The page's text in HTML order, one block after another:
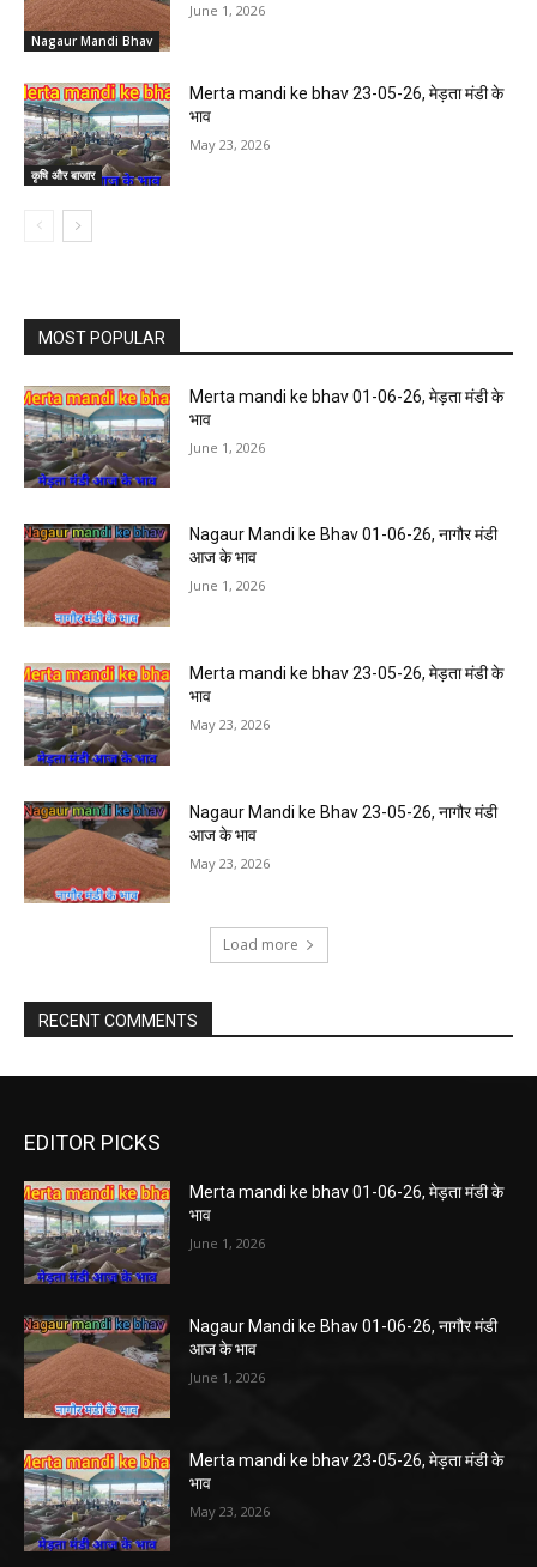
Nagaur Mandi Bhav
June 1, 2026
कृषि और बाजार
Merta mandi ke bhav 23-05-26, मेड़ता मंडी के
भाव
May 23, 2026
MOST POPULAR
Merta mandi ke bhav 01-06-26, मेड़ता मंडी के
भाव
June 1, 2026
Nagaur Mandi ke Bhav 01-06-26, नागौर मंडी
आज के भाव
June 1, 2026
Merta mandi ke bhav 23-05-26, मेड़ता मंडी के
भाव
May 23, 2026
Nagaur Mandi ke Bhav 23-05-26, नागौर मंडी
आज के भाव
May 23, 2026
Load more
RECENT COMMENTS
EDITOR PICKS
Merta mandi ke bhav 01-06-26, मेड़ता मंडी के
भाव
June 1, 2026
Nagaur Mandi ke Bhav 01-06-26, नागौर मंडी
आज के भाव
June 1, 2026
Merta mandi ke bhav 23-05-26, मेड़ता मंडी के
भाव
May 23, 2026